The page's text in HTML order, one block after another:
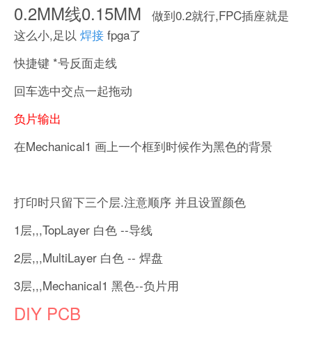
0.2MM线0.15MM 做到0.2就行,FPC插座就是
这么小,足以 焊接 fpga了
快捷键 *号反面走线
回车选中交点一起拖动
负片输出
在Mechanical1 画上一个框到时候作为黑色的背景
打印时只留下三个层.注意顺序 并且设置颜色
1层,,,TopLayer 白色 --导线
2层,,,MultiLayer 白色 -- 焊盘
3层,,,Mechanical1 黑色--负片用
DIY PCB